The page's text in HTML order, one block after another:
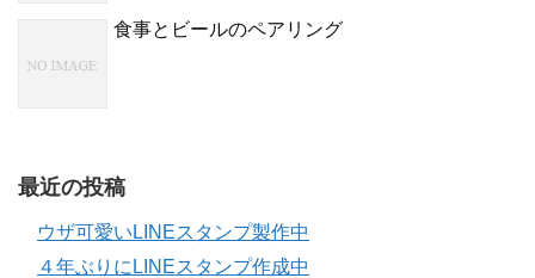
食事とビールのペアリング
最近の投稿
ウザ可愛いLINEスタンプ製作中
４年ぶりにLINEスタンプ作成中